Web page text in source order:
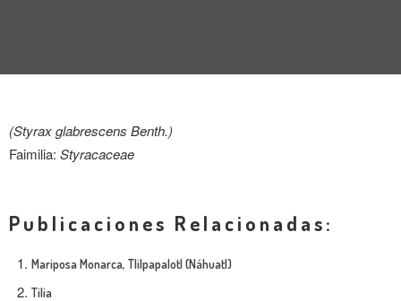
EVENTOS
LANDUUM
(Styrax glabrescens Benth.)
Faimilia: Styracaceae
Publicaciones Relacionadas:
Mariposa Monarca, Tlilpapalotl (Náhuatl)
Tilia